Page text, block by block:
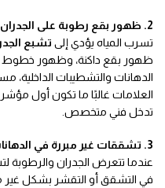
2. ظهور بقع رطوبة على الجدران أو الأسقف
تسرب المياه يؤدي إلى تشبع
ظهور بقع داكنة، وظهور خطوط
الدهانات والتشطيبات
العلامات غالبًا ما تكون أول
تدخل فني متخصص.
3. تشققات غير مبررة في الدهانات
عندما تتعرض الجدران والرطوبة
في التشقق أو التقشر بشكل